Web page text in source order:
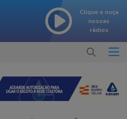
Clique e ouça
nossas
rádios